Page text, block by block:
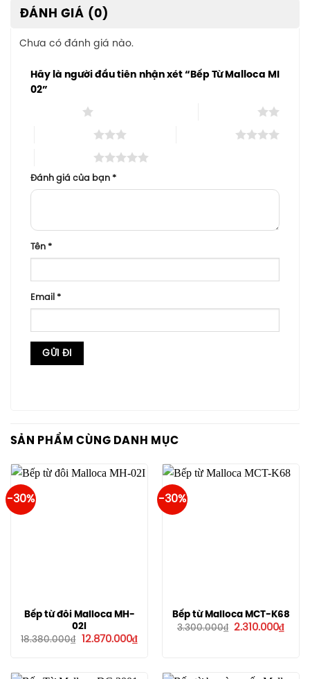
ĐÁNH GIÁ (0)
Chưa có đánh giá nào.
Hãy là người đầu tiên nhận xét “Bếp Từ Malloca MI
02”
Đánh giá của bạn *
Tên *
Email *
SẢN PHẨM CÙNG DANH MỤC
-30%
Bếp từ đôi Malloca MH-
02I
18.380.000₫
Giá
12.870.000₫Giá
12.870.000₫.
-30%
Bếp từ Malloca MCT-K68
3.300.000₫
Giá
2.310.000₫Giá